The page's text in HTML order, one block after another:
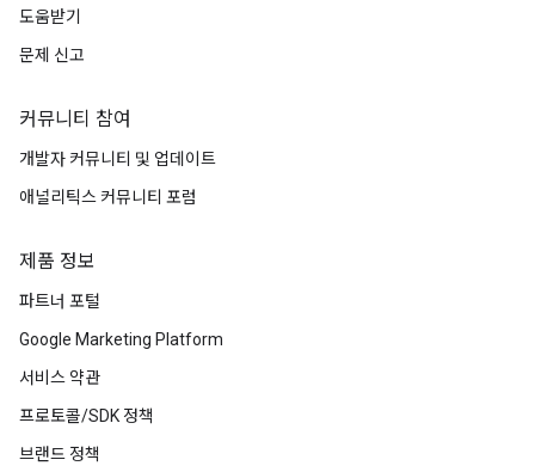
도움받기
문제 신고
커뮤니티 참여
개발자 커뮤니티 및 업데이트
애널리틱스 커뮤니티 포럼
제품 정보
파트너 포털
Google Marketing Platform
서비스 약관
프로토콜/SDK 정책
브랜드 정책